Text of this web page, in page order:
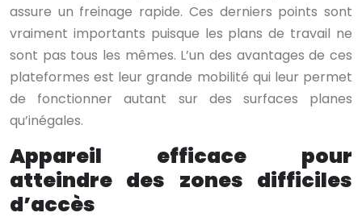
assure un freinage rapide. Ces derniers points sont
vraiment importants puisque les plans de travail ne
sont pas tous les mêmes. L’un des avantages de ces
plateformes est leur grande mobilité qui leur permet
de fonctionner autant sur des surfaces planes
qu’inégales.
Appareil efficace pour
atteindre des zones difficiles
d’accès